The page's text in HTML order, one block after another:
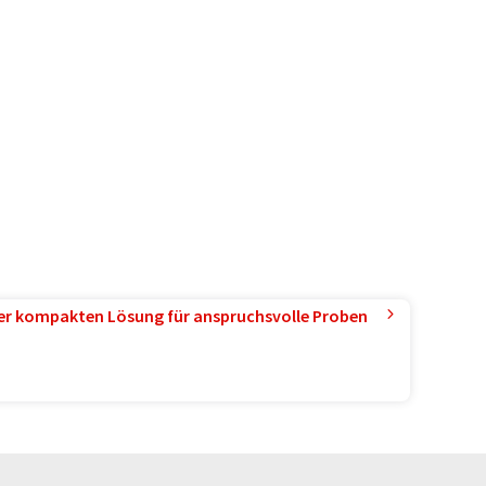
kompakten Lösung für anspruchsvolle Proben